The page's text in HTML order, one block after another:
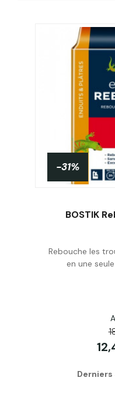
-31%
BOSTIK
Rebouche les
en une